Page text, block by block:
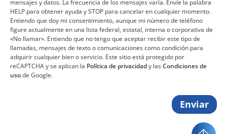
mensajes y datos. La frecuencia de los mensajes varía. Envíe la palabra
HELP para obtener ayuda y STOP para cancelar en cualquier momento.
Entiendo que doy mi consentimiento, aunque mi número de teléfono
figure actualmente en una lista federal, estatal, interna o corporativa de
«No llamar». Entiendo que no tengo que aceptar recibir este tipo de
llamadas, mensajes de texto o comunicaciones como condición para
adquirir cualquier bien o servicio. Este sitio está protegido por
reCAPTCHA y se aplican la Política de privacidady lasCondiciones de
usode Google.
Enviar